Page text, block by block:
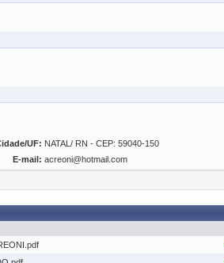
UF: NATAL/ RN - CEP: 59040-150
E-mail: acreoni@hotmail.com